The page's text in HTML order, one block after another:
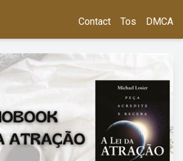
Contact Tos DMCA